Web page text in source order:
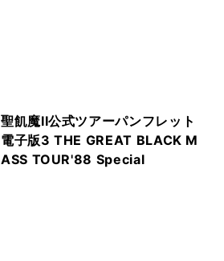
聖飢魔II公式ツアーパンフレット
電子版3 THE GREAT BLACK M
ASS TOUR'88 Special